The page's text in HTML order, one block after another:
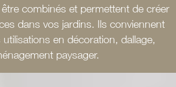
combinés et permettent de créer
dans vos jardins. Ils conviennent
en décoration, dallage,
paysager.